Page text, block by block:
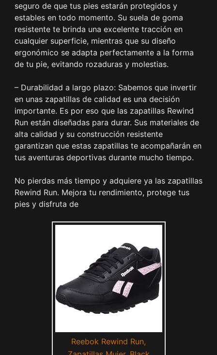
seguro de que tus pies estarán protegidos y
estables en todo momento. Su suela de goma
resistente te brinda una excelente tracción en
cualquier superficie, mientras que su diseño
ergonómico se adapta perfectamente a la forma
de tu pie, evitando rozaduras y molestias.
– Durabilidad a largo plazo: Sabemos que invertir
en unas zapatillas de calidad es una decisión
importante. Es por eso que las zapatillas Rewind
Run están diseñadas para durar. Sus materiales de
alta calidad y su construcción resistente
garantizan que estas zapatillas te acompañarán en
tus aventuras deportivas durante mucho tiempo.
No pierdas más tiempo y adquiere ya las zapatillas
Rewind Run. Mejora tu rendimiento, protege tus
pies y disfruta de
Reebok Rewind Run,